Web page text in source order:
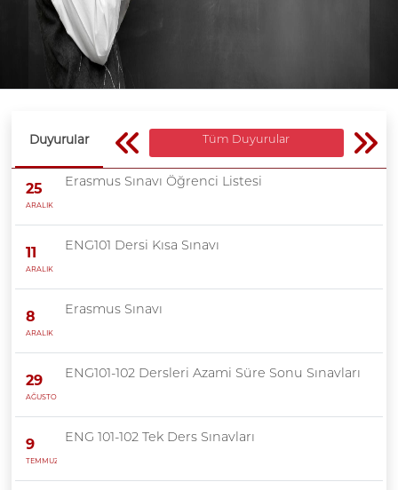
Duyurular Tüm Duyurular
25
ARALIK
Erasmus Sınavı Öğrenci Listesi
11
ARALIK
ENG101 Dersi Kısa Sınavı
8
ARALIK
Erasmus Sınavı
29
AĞUSTOS
ENG101-102 Dersleri Azami Süre Sonu Sınavları
9
TEMMUZ
ENG 101-102 Tek Ders Sınavları